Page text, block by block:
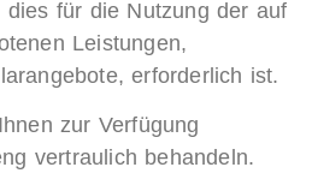
für die Nutzung der auf
Leistungen,
erforderlich ist.
zur Verfügung
vertraulich behandeln.